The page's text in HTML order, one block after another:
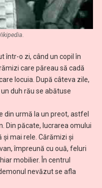
într-o zi, când un copil în
care păreau să cadă
locuia. După câteva zile,
duh rău se abătuse
din urmă la un preot, astfel
Din păcate, lucrarea omului
şi mai rele. Cărămizi și
împreună cu ouă, feluri
mobilier. În centrul
nevăzut se afla